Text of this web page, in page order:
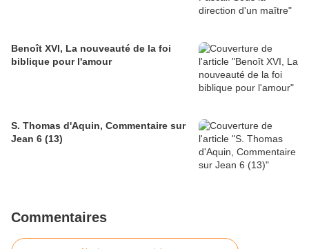
Benoît XVI, La nouveauté de la foi
biblique pour l'amour
S. Thomas d'Aquin, Commentaire sur
Jean 6 (13)
Commentaires